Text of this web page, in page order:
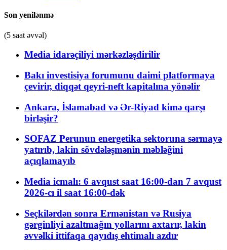
Son yenilənmə
(5 saat əvvəl)
Media idarəçiliyi mərkəzləşdirilir
Bakı investisiya forumunu daimi platformaya
çevirir, diqqət qeyri-neft kapitalına yönəlir
Ankara, İslamabad və Ər-Riyad kimə qarşı
birləşir?
SOFAZ Perunun energetika sektoruna sərmayə
yatırıb, lakin sövdələşmənin məbləğini
açıqlamayıb
Media icmalı: 6 avqust saat 16:00-dan 7 avqust
2026-cı il saat 16:00-dək
Seçkilərdən sonra Ermənistan və Rusiya
gərginliyi azaltmağın yollarını axtarır, lakin
əvvəlki ittifaqa qayıdış ehtimalı azdır